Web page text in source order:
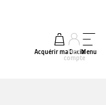
Acquérir ma Dacia
Mon
compte
Menu